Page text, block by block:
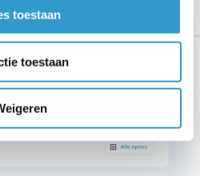
toestaan
toestaan